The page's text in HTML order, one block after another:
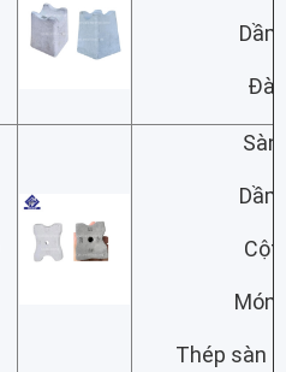
Dầm
Đà
Sàn
Dầm
Cột
Thép sàn